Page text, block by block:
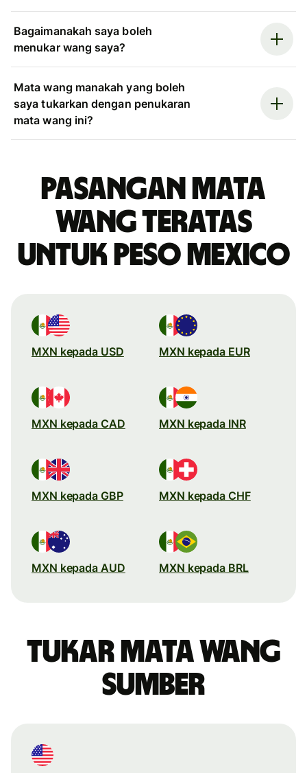
Bagaimanakah saya boleh
menukar wang saya?
Mata wang manakah yang boleh
saya tukarkan dengan penukaran
mata wang ini?
Pasangan mata
wang teratas
untuk peso Mexico
MXN kepada USD MXN kepada EUR
MXN kepada CAD MXN kepada INR
MXN kepada GBP MXN kepada CHF
MXN kepada AUD MXN kepada BRL
Tukar mata wang
sumber